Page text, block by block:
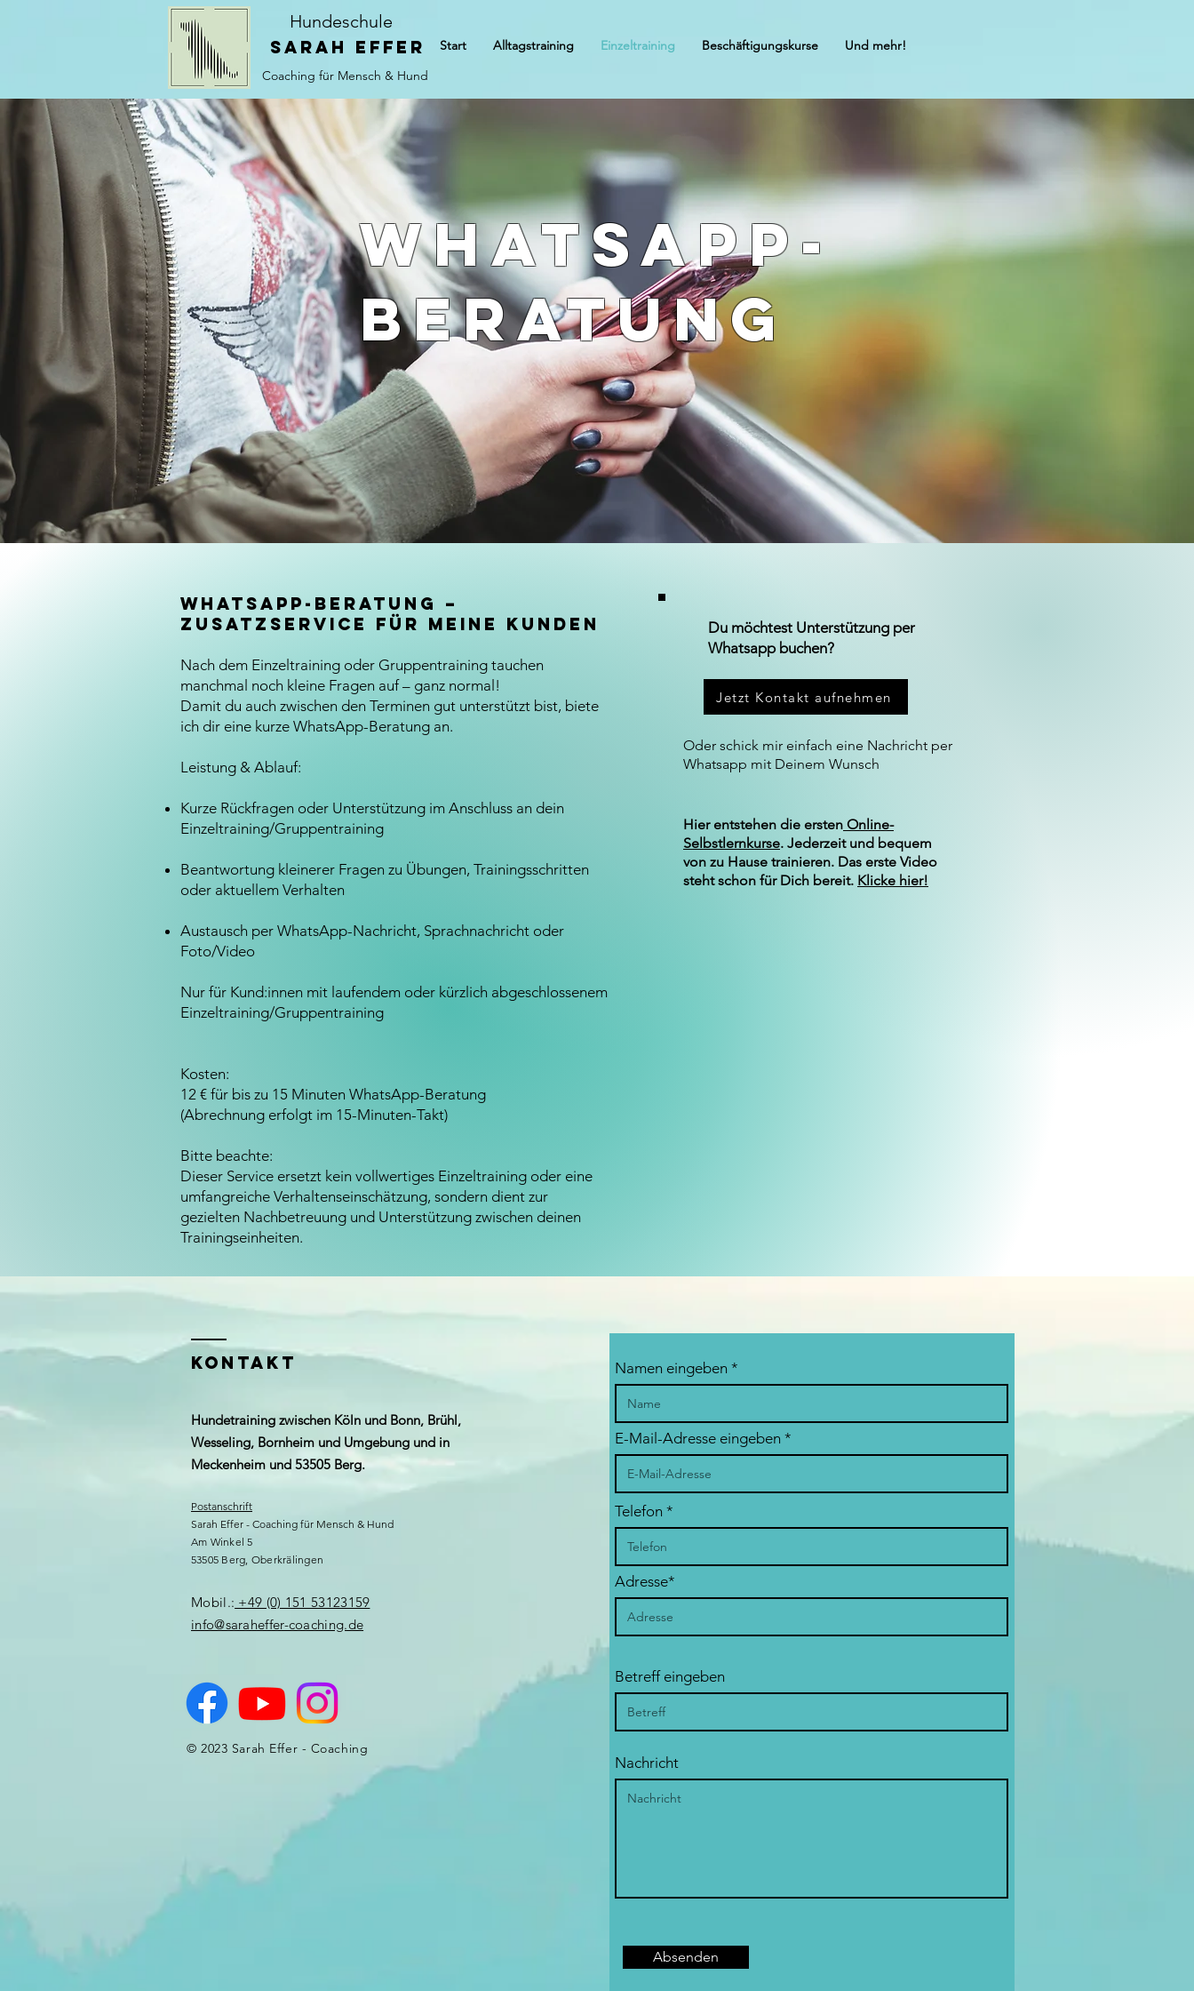
Sarah Effer Start Alltagstraining Einzeltraining Beschäftigungskurse Und mehr!
Hundeschule
Coaching für Mensch & Hund
Whatsapp-
Beratung
WhatsApp-Beratung –
Zusatzservice für meine Kunden
Nach dem Einzeltraining oder Gruppentraining tauchen
manchmal noch kleine Fragen auf – ganz normal!
Damit du auch zwischen den Terminen gut unterstützt bist, biete
ich dir eine kurze WhatsApp-Beratung an.
Leistung & Ablauf:
Kurze Rückfragen oder Unterstützung im Anschluss an dein
Einzeltraining/Gruppentraining
Beantwortung kleinerer Fragen zu Übungen, Trainingsschritten
oder aktuellem Verhalten
Austausch per WhatsApp-Nachricht, Sprachnachricht oder
Foto/Video
Nur für Kund:innen mit laufendem oder kürzlich abgeschlossenem
Einzeltraining/Gruppentraining
Kosten:
12 € für bis zu 15 Minuten WhatsApp-Beratung
(Abrechnung erfolgt im 15-Minuten-Takt)
Bitte beachte:
Dieser Service ersetzt kein vollwertiges Einzeltraining oder eine
umfangreiche Verhaltenseinschätzung, sondern dient zur
gezielten Nachbetreuung und Unterstützung zwischen deinen
Trainingseinheiten.
Du möchtest Unterstützung per
Whatsapp buchen?
Jetzt Kontakt aufnehmen
Oder schick mir einfach eine Nachricht per
Whatsapp mit Deinem Wunsch
Hier entstehen die ersten Online-
Selbstlernkurse. Jederzeit und bequem
von zu Hause trainieren. Das erste Video
steht schon für Dich bereit. Klicke hier!
KONTAKT
Hundetraining zwischen Köln und Bonn, Brühl,
Wesseling, Bornheim und Umgebung und in
Meckenheim und 53505 Berg.
Postanschrift
Sarah Effer - Coaching für Mensch & Hund
Am Winkel 5
53505 Berg, Oberkrälingen
Mobil.: +49 (0) 151 53123159
info@saraheffer-coaching.de
© 2023 Sarah Effer - Coaching
Namen eingeben *
E-Mail-Adresse eingeben
Telefon *
Adresse*
Betreff eingeben
Nachricht
Absenden